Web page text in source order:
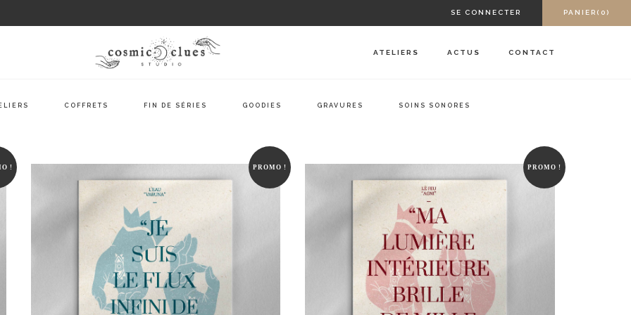
SE CONNECTER PANIER(0)
ATELIERS ACTUS CONTACT
COFFRETS FIN DE SÉRIES GOODIES GRAVURES SOINS SONORES
! PROMO ! PROMO !